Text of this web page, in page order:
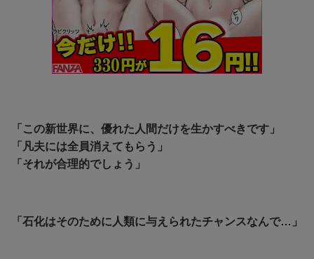
「この新世界に、優れた人間だけを生かすべきです」
「凡夫には全員消えてもらう」
「それが合理的でしょう」
「石化はそのために人類に与えられたチャンスなんで…」